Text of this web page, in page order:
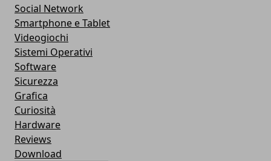
Social Network
Smartphone e Tablet
Videogiochi
Sistemi Operativi
Software
Sicurezza
Grafica
Curiosità
Hardware
Reviews
Download